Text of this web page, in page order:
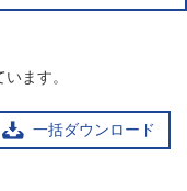
ます。
一括ダウンロード